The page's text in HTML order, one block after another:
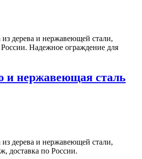
и нержавеющая сталь